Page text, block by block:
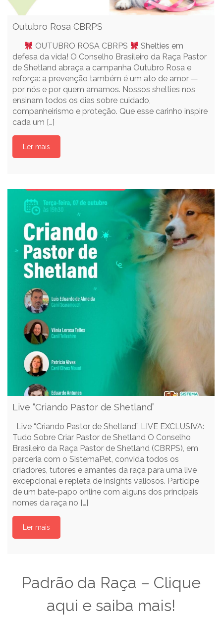
Outubro Rosa CBRPS
OUTUBRO ROSA CBRPS
Shelties em
defesa da vida! O Conselho Brasileiro da Raça Pastor
de Shetland abraça a campanha Outubro Rosa e
reforça: a prevenção também é um ato de amor —
por nós e por quem amamos. Nossos shelties nos
ensinam todos os dias sobre cuidado,
companheirismo e proteção. Que esse carinho inspire
cada um […]
Ler mais
Live “Criando Pastor de Shetland”
Live “Criando Pastor de Shetland” LIVE EXCLUSIVA:
Tudo Sobre Criar Pastor de Shetland O Conselho
Brasileiro da Raça Pastor de Shetland (CBRPS), em
parceria com o SistemaPet, convida todos os
criadores, tutores e amantes da raça para uma live
excepcional e repleta de insights valiosos. Participe
de um bate-papo online com alguns dos principais
nomes da raça no […]
Ler mais
Padrão da Raça – Clique
aqui e saiba mais!